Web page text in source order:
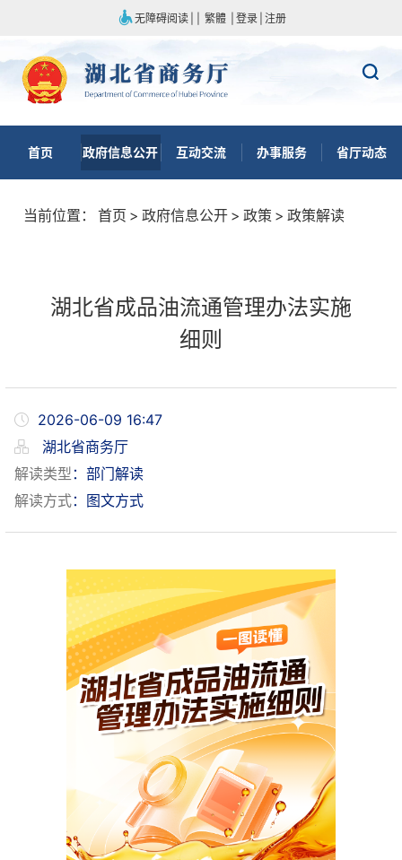
无障碍阅读 繁體 登录 注册
首页 政府信息公开 互动交流 办事服务 省厅动态
当前位置： 首页 > 政府信息公开 > 政策 > 政策解读
湖北省成品油流通管理办法实施
细则
2026-06-09 16:47
湖北省商务厅
解读类型 ：部门解读
解读方式：图文方式